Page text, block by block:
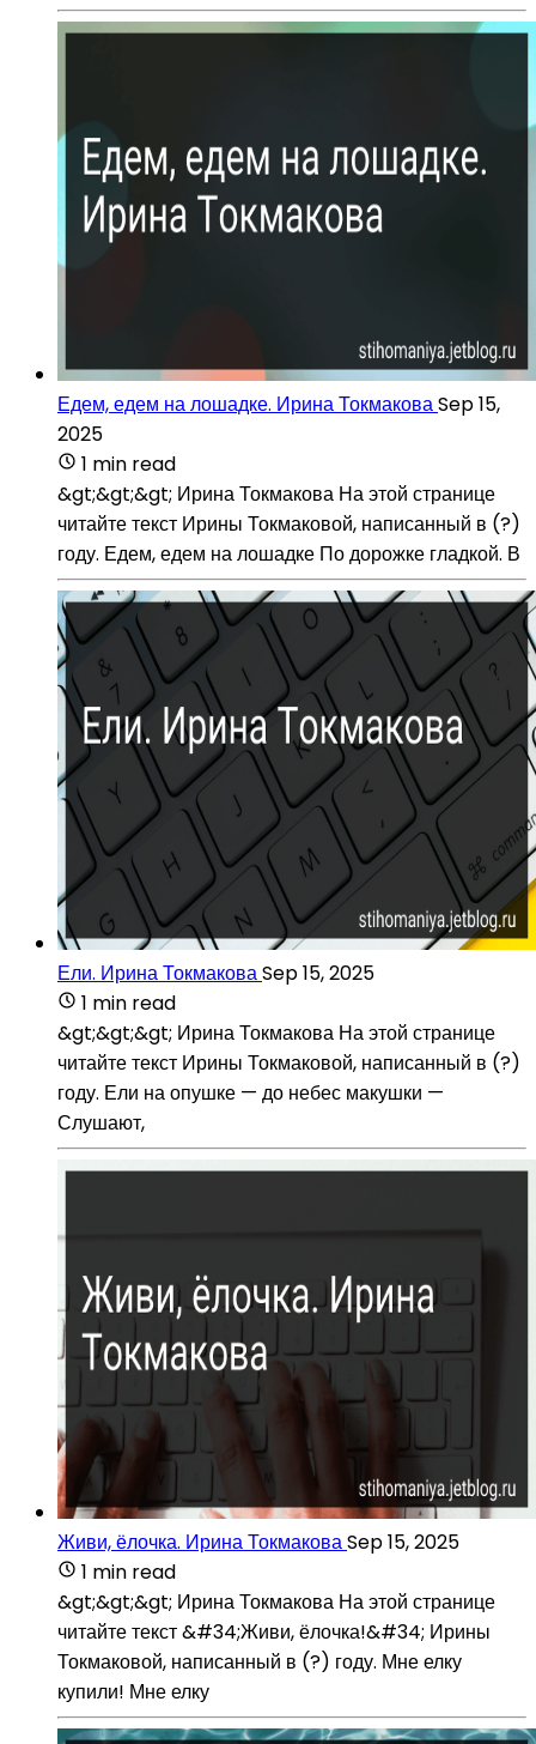
Едем, едем на лошадке. Ирина ТокмаковаSep 15,
2025
1 min read
&gt;&gt;&gt; Ирина Токмакова На этой странице
читайте текст Ирины Токмаковой, написанный в (?)
году. Едем, едем на лошадке По дорожке гладкой. В
Ели. Ирина ТокмаковаSep 15, 2025
1 min read
&gt;&gt;&gt; Ирина Токмакова На этой странице
читайте текст Ирины Токмаковой, написанный в (?)
году. Ели на опушке — до небес макушки —
Слушают,
Живи, ёлочка. Ирина ТокмаковаSep 15, 2025
1 min read
&gt;&gt;&gt; Ирина Токмакова На этой странице
читайте текст &#34;Живи, ёлочка!&#34; Ирины
Токмаковой, написанный в (?) году. Мне елку
купили! Мне елку